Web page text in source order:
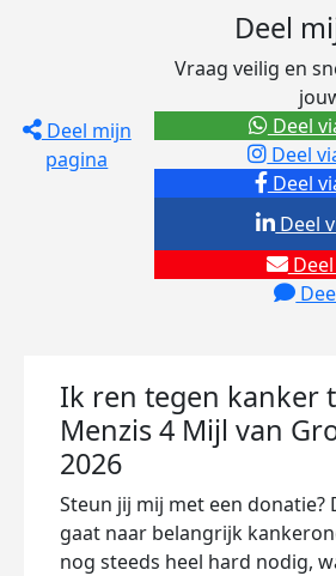
Deel mijn
pagina
Deel
Vraag veilig en
Deel
Deel
Deel
Deel
Deel
Ik ren tegen kanker
Menzis 4 Mijl van
2026
Steun jij mij met een donatie?
gaat naar belangrijk
nog steeds heel hard nodig,